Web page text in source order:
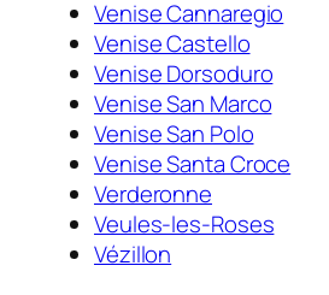
Venise Cannaregio
Venise Castello
Venise Dorsoduro
Venise San Marco
Venise San Polo
Venise Santa Croce
Verderonne
Veules-les-Roses
Vézillon